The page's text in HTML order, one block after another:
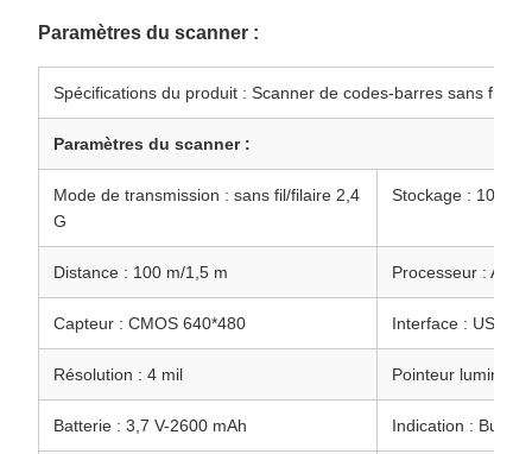
Paramètres du scanner :
Spécifications du produit : Scanner de codes-barres sans fil 2D
Paramètres du scanner :
Mode de transmission : sans fil/filaire 2,4
G
Stockage : 100
Distance : 100 m/1,5 m Processeur :
Capteur : CMOS 640*480 Interface : USB,
Résolution : 4 mil Pointeur
Batterie : 3,7 V-2600 mAh Indication :